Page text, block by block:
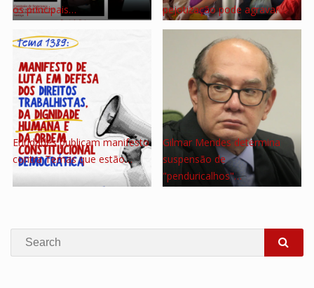
os principais…
pejotização pode agravar…
Entidades publicam manifesto
contra Temas que estão…
Gilmar Mendes determina
suspensão de
"penduricalhos"…
Search